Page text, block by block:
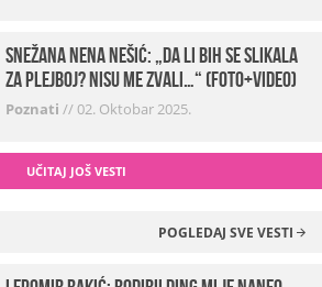
Snežana Nena Nešić: „Da li bih se slikala
za Plejboj? Nisu me zvali…“ (FOTO+VIDEO)
Poznati //02. Oktobar 2025.
UČITAJ JOŠ VESTI
POGLEDAJ SVE VESTI